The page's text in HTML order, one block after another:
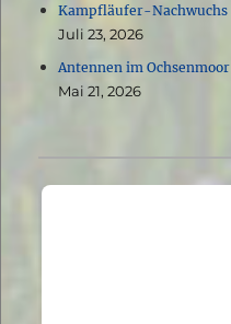
Kampfläufer-Nachwuchs
Juli 23, 2026
Antennen im Ochsenmoor
Mai 21, 2026